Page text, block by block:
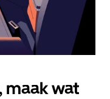
maak wat